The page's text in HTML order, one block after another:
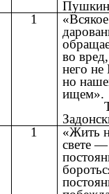
Пушкин
1
«Всякое
во
него
но
ищем».
1
«Жить
свете —